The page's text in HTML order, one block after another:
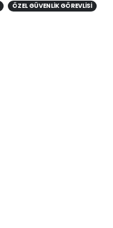
ÖZEL GÜVENLIK GÖREVLISI